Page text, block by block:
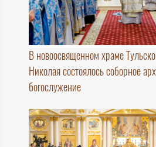
В новоосвященном храме
Николая состоялось соборное
богослужение